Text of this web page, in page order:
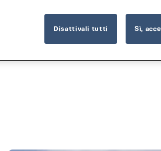
Disattivali tutti Sì,